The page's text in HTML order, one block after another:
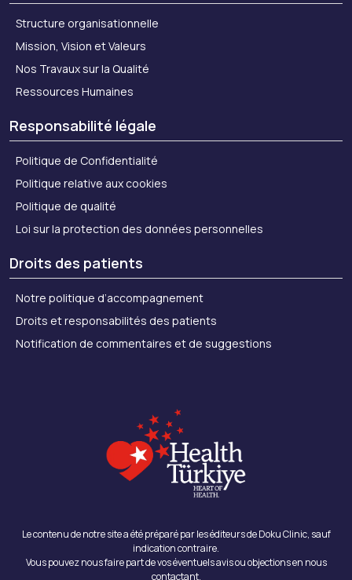
Structure organisationnelle
Mission, Vision et Valeurs
Nos Travaux sur la Qualité
Ressources Humaines
Responsabilité légale
Politique de Confidentialité
Politique relative aux cookies
Politique de qualité
Loi sur la protection des données personnelles
Droits des patients
Notre politique d’accompagnement
Droits et responsabilités des patients
Notification de commentaires et de suggestions
Le contenu de notre site a été préparé par les éditeurs de Doku Clinic, sauf
indication contraire.
Vous pouvez nous faire part de vos éventuels avis ou objections en nous
contactant.